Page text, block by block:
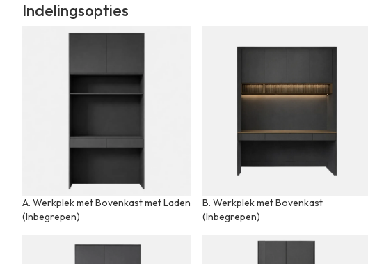
Indelingsopties
A. Werkplek met Bovenkast met Laden
(Inbegrepen)
B. Werkplek met Bovenkast
(Inbegrepen)